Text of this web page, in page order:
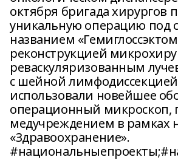
октября бригада хирургов
уникальную операцию под
названием
реконструкцией
реваскуляризованным
с шейной
использовали новейшее
операционный микроскоп,
медучреждением в рамках
«Здравоохранение».